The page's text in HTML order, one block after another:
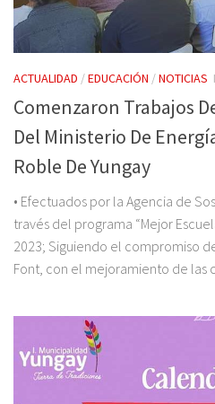
ACTUALIDAD /EDUCACIÓN /NOTICIAS
Comenzaron Trabajos
Del Ministerio De
Roble De Yungay
• Efectuados por la Agencia de
través del programa “Mejor
2023; Siguiendo el compromiso
Font, con el mejoramiento de las